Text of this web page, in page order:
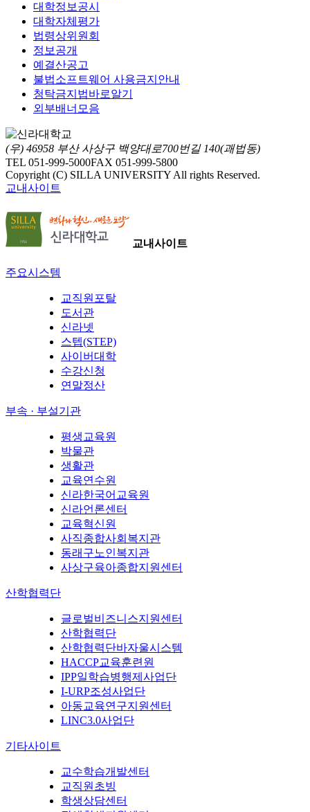
대학정보공시
대학자체평가
법령상위원회
정보공개
예결산공고
불법소프트웨어 사용금지안내
청탁금지법바로알기
외부배너모음
(우) 46958 부산 사상구 백양대로700번길 140(괘법동)
TEL 051-999-5000FAX 051-999-5800
Copyright (C) SILLA UNIVERSITY All rights Reserved.
교내사이트
교내사이트
주요시스템
교직원포탈
도서관
신라넷
스텝(STEP)
사이버대학
수강신청
연말정산
부속 · 부설기관
평생교육원
박물관
생활관
교육연수원
신라한국어교육원
신라언론센터
교육혁신원
사직종합사회복지관
동래구노인복지관
사상구육아종합지원센터
산학협력단
글로벌비즈니스지원센터
산학협력단
산학협력단바자울시스템
HACCP교육훈련원
IPP일학습병행제사업단
I-URP조성사업단
아동교육연구지원센터
LINC3.0사업단
기타사이트
교수학습개발센터
교직원초빙
학생상담센터